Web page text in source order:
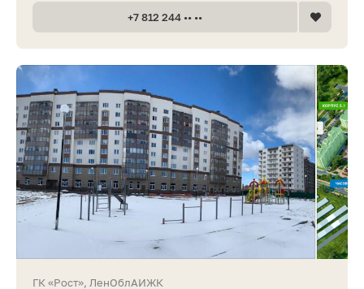
+7 812 244 •• ••
ГК «Рост», ЛенОблАИЖК